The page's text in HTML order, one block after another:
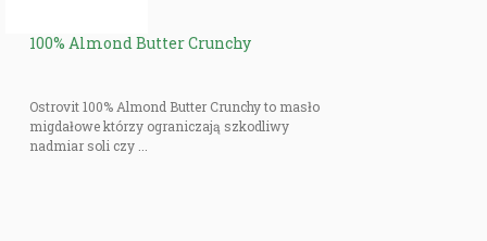
100% Almond Butter Crunchy
Ostrovit 100% Almond Butter Crunchy to masło
migdałowe którzy ograniczają szkodliwy
nadmiar soli czy ...